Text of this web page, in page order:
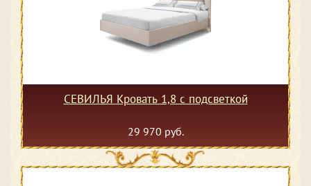
СЕВИЛЬЯ Кровать 1,8 с подсветкой
29 970 руб.